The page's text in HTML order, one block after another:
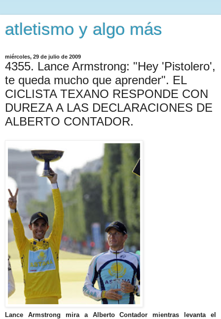
atletismo y algo más
miércoles, 29 de julio de 2009
4355. Lance Armstrong: "Hey 'Pistolero',
te queda mucho que aprender". EL
CICLISTA TEXANO RESPONDE CON
DUREZA A LAS DECLARACIONES DE
ALBERTO CONTADOR.
Lance Armstrong mira a Alberto Contador mientras levanta el